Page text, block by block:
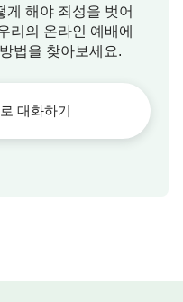
게 해야 죄성을 벗어
리의 온라인 예배에
법을 찾아보세요.
대화하기